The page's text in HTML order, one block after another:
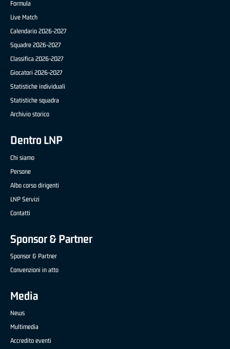
Formula
Live Match
Calendario 2026-2027
Squadre 2026-2027
Classifica 2026-2027
Giocatori 2026-2027
Statistiche individuali
Statistiche squadra
Archivio storico
Dentro LNP
Chi siamo
Persone
Albo corso dirigenti
LNP Servizi
Contatti
Sponsor & Partner
Sponsor & Partner
Convenzioni in atto
Media
News
Multimedia
Accredito eventi